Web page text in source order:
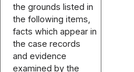
the grounds listed in
the following items,
facts which appear in
the case records
and evidence
examined by the